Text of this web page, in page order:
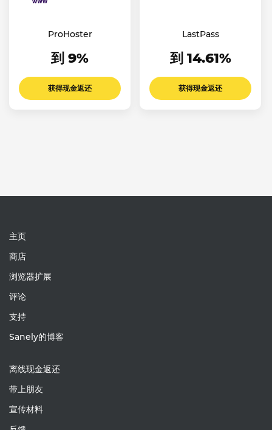
ProHoster
到 9%
获得现金返还
LastPass
到 14.61%
获得现金返还
主页
商店
浏览器扩展
评论
支持
Sanely的博客
离线现金返还
带上朋友
宣传材料